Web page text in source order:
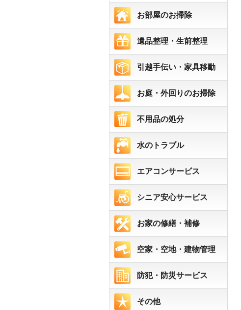
お部屋のお掃除
遺品整理・生前整理
引越手伝い・家具移動
お庭・外回りのお掃除
不用品の処分
水のトラブル
エアコンサービス
シニア安心サービス
お家の修繕・補修
空家・空地・建物管理
防犯・防災サービス
その他